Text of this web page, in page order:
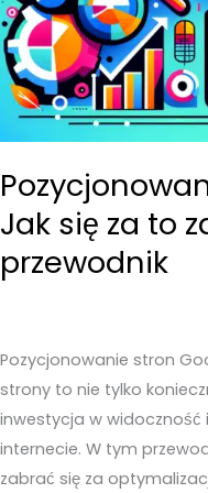
Jak się za to
przewodnik
Pozycjonowanie stron
strony to nie tylko
inwestycja w widoczność
internecie. W tym
zabrać się za